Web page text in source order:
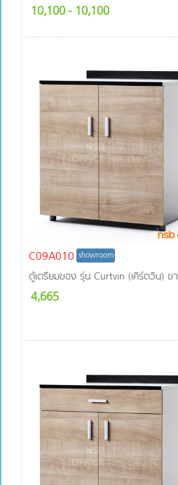
10,100- 10,100
C09A010 showroom
ตู้เตรียมของ รุ่น Curtvin (เคิร์ตวิน)
4,665